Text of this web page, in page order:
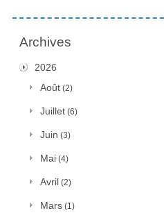
Archives
2026
Août (2)
Juillet (6)
Juin (3)
Mai (4)
Avril (2)
Mars (1)